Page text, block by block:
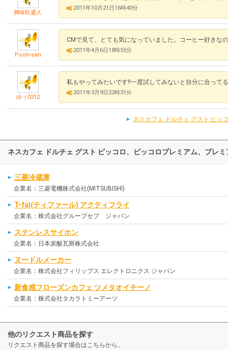
興味旺盛人
2011年10月21日16時40分
Pooh-san
CMで見て、とても気になっていました。コーヒー好きな
2011年4月6日18時55分
ゆぅ0312
私もやってみたいです!!一度試してみないと自分に合って
2011年3月9日22時31分
ネスカフェ ドルチェ グスト ピッ
ネスカフェ ドルチェ グスト ピッコロ、ピッコロプレミアム、プレ
三菱冷蔵庫
企業名：三菱電機株式会社(MITSUBISHI)
T-fal(ティファール) アクティフライ
企業名：株式会社グループセブ ジャパン
ステンレスサイホン
企業名：日本炭酸瓦斯株式会社
ヌードルメーカー
企業名：株式会社フィリップス エレクトロニクス ジャパン
新食感フローズンカフェ ツメタオイチーノ
企業名：株式会社タカラトミーアーツ
他のリクエスト商品を探す
リクエスト商品を探す場合はこちらから。